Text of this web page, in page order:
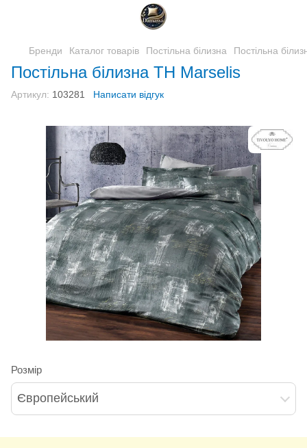
Бренди Каталог товарів Постільна білизна Постільна
Постільна білизна TH Marselis
Артикул: 103281 Написати відгук
Розмір
Європейський